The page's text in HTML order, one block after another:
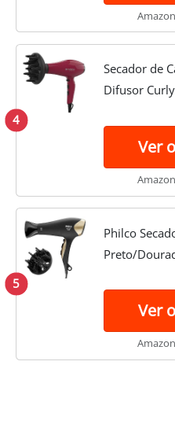
4
Secador de
Difusor
Cadence,
Vermelho
Ver
5
Philco
Preto/
Ver